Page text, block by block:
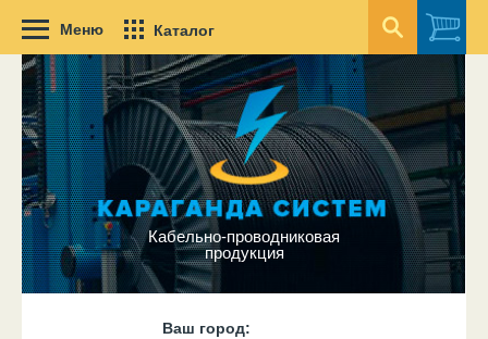
Меню Каталог
Кабельно-проводниковая
продукция
Ваш город: